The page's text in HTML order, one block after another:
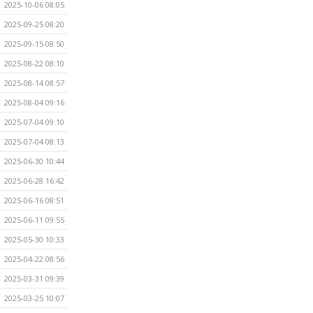
2025-10-06 08:05
2025-09-25 08:20
2025-09-15 08:50
2025-08-22 08:10
2025-08-14 08:57
2025-08-04 09:16
2025-07-04 09:10
2025-07-04 08:13
2025-06-30 10:44
2025-06-28 16:42
2025-06-16 08:51
2025-06-11 09:55
2025-05-30 10:33
2025-04-22 08:56
2025-03-31 09:39
2025-03-25 10:07